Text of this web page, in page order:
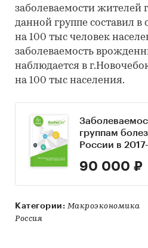
заболеваемости жителей
данной группе составил в
на 100 тыс человек
заболеваемость
наблюдается в
на 100 тыс населения.
группам
России в
90 000 ₽
Категории: Макроэкономика
Россия